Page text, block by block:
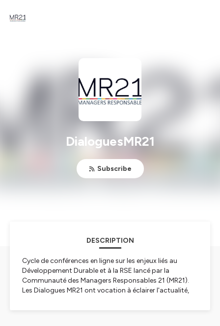
DialoguesMR21
Subscribe
DESCRIPTION
Cycle de conférences en ligne sur les enjeux liés au
Développement Durable et à la RSE lancé par la
Communauté des Managers Responsables 21 (MR21).
Les Dialogues MR21 ont vocation à éclairer l'actualité,